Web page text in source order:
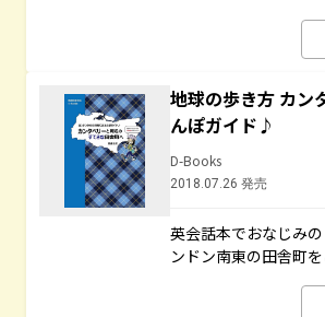
地球の歩き方 カン
んぽガイド♪
D-Books
2018.07.26 発売
英会話本でおなじみ
ンドン南東の田舎町を